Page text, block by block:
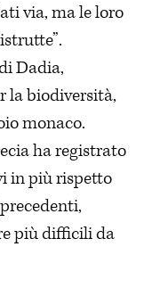
via, ma le loro
Dadia,
la biodiversità,
monaco.
ha registrato
in ​​più rispetto
più difficili da